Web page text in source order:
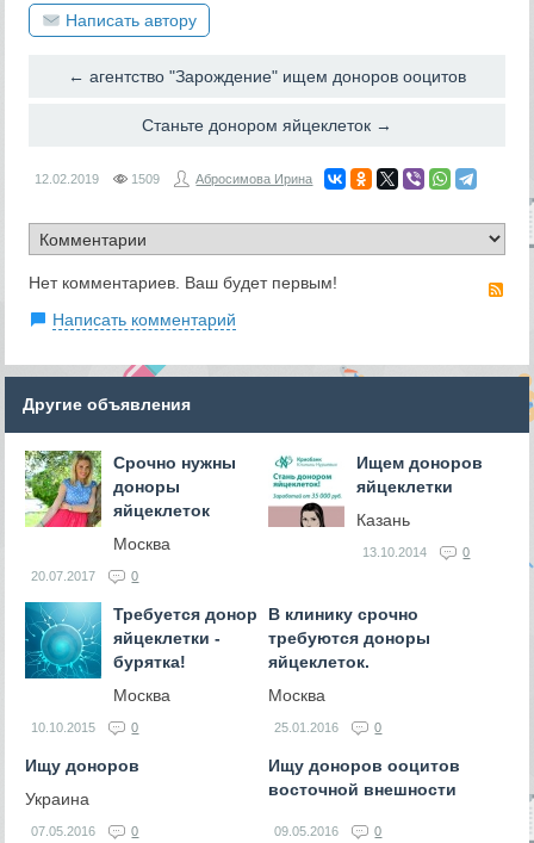
Написать автору
← агентство "Зарождение" ищем доноров ооцитов
Станьте донором яйцеклеток →
12.02.2019 1509 Абросимова Ирина
Нет комментариев. Ваш будет первым!
Написать комментарий
Другие объявления
Срочно нужны
доноры
яйцеклеток
Москва
20.07.2017 0
Ищем доноров
яйцеклетки
Казань
13.10.2014 0
Требуется донор
яйцеклетки -
бурятка!
Москва
10.10.2015 0
В клинику срочно
требуются доноры
яйцеклеток.
Москва
25.01.2016 0
Ищу доноров
Украина
07.05.2016 0
Ищу доноров ооцитов
восточной внешности
09.05.2016 0